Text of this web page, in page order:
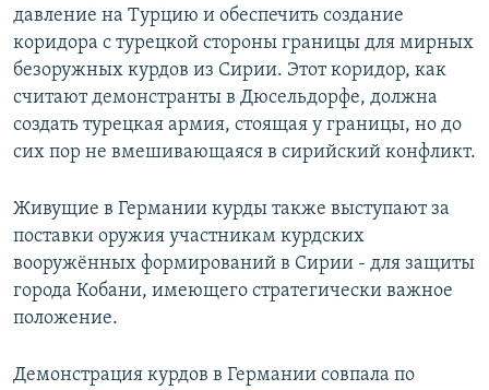
давление на Турцию и обеспечить создание
коридора с турецкой стороны границы для мирных
безоружных курдов из Сирии. Этот коридор, как
считают демонстранты в Дюсельдорфе, должна
создать турецкая армия, стоящая у границы, но до
сих пор не вмешивающаяся в сирийский конфликт.
Живущие в Германии курды также выступают за
поставки оружия участникам курдских
вооружённых формирований в Сирии - для защиты
города Кобани, имеющего стратегически важное
положение.
Демонстрация курдов в Германии совпала по